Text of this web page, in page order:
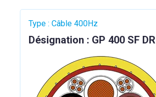
Type : Câble 400Hz
Désignation : GP 400 SF DR